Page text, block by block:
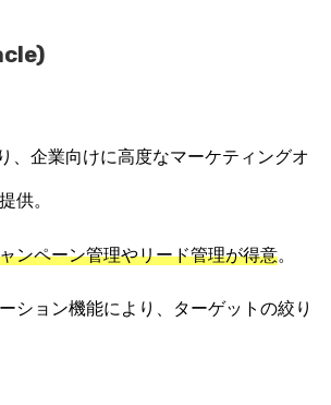
、企業向けに高度なマーケティングオ
供。
ンペーン管理やリード管理が得意。
ション機能により、ターゲットの絞り